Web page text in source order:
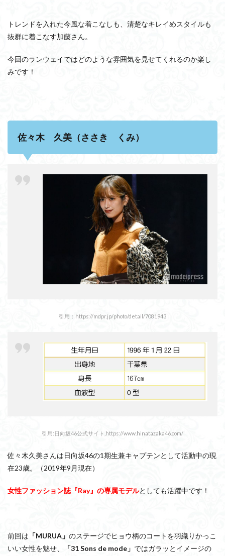
トレンドを入れた今風な着こなしも、清楚なキレイめスタイルも
抜群に着こなす加藤さん。
今回のランウェイではどのような雰囲気を見せてくれるのか楽し
みです！
佐々木 久美（ささき くみ）
引用：https://mdpr.jp/photo/detail/7081943
引用:日向坂46公式サイト,https://www.hinatazaka46.com/
佐々木久美さんは日向坂46の1期生兼キャプテンとして活動中の現
在23歳。（2019年9月現在）
女性ファッション誌『Ray』の専属モデルとしても活躍中です！
前回は 「MURUA」 のステージでヒョウ柄のコートを羽織りかっこ
いい女性を魅せ、
「31 Sons de mode」 ではガラッとイメージの